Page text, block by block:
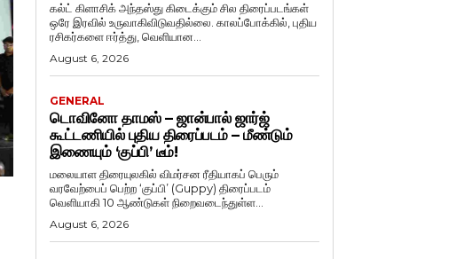
கல்ட் கிளாசிக் அந்தஸ்து கிடைக்கும் சில திரைப்படங்கள்
ஒரே இரவில் உருவாகிவிடுவதில்லை. காலப்போக்கில், புதிய
ரசிகர்களை ஈர்த்து, வெளியான...
August 6, 2026
GENERAL
டொவினோ தாமஸ் – ஜான்பால் ஜார்ஜ்
கூட்டணியில் புதிய திரைப்படம் – மீண்டும்
இணையும் ‘குப்பி’ டீம்!
மலையாள திரையுலகில் விமர்சன ரீதியாகப் பெரும்
வரவேற்பைப் பெற்ற ‘குப்பி’ (Guppy) திரைப்படம்
வெளியாகி 10 ஆண்டுகள் நிறைவடைந்துள்ள...
August 6, 2026